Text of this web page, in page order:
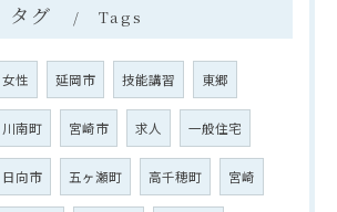
タグ Tags
女性 延岡市 技能講習 東郷
川南町 宮崎市 求人 一般住宅
日向市 五ヶ瀬町 高千穂町 宮崎